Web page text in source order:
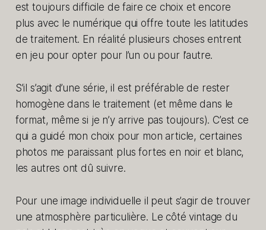
est toujours difficile de faire ce choix et encore
plus avec le numérique qui offre toute les latitudes
de traitement. En réalité plusieurs choses entrent
en jeu pour opter pour l’un ou pour l’autre.
S’il s’agit d’une série, il est préférable de rester
homogène dans le traitement (et même dans le
format, même si je n’y arrive pas toujours). C’est ce
qui a guidé mon choix pour mon article, certaines
photos me paraissant plus fortes en noir et blanc,
les autres ont dû suivre.
Pour une image individuelle il peut s’agir de trouver
une atmosphère particulière. Le côté vintage du